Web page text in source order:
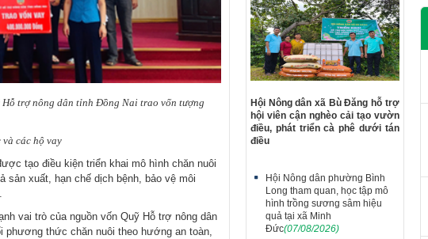
trợ nông dân tỉnh Đồng Nai trao vốn tượng
các hộ vay
tạo điều kiện triển khai mô hình chăn nuôi
sản xuất, hạn chế dịch bệnh, bảo vệ môi
vai trò của nguồn vốn Quỹ Hỗ trợ nông dân
phương thức chăn nuôi theo hướng an toàn,
Hội Nông dân xã Bù Đăng hỗ trợ
hội viên cận nghèo cải tạo vườn
điều, phát triển cà phê dưới tán
điều
Hội Nông dân phường Bình
Long tham quan, học tập mô
hình trồng sương sâm hiệu
quả tại xã Minh
Đức(07/08/2026)